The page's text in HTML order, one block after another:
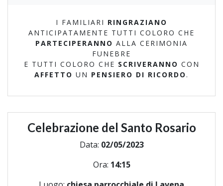
I FAMILIARI RINGRAZIANO
ANTICIPATAMENTE TUTTI COLORO CHE
PARTECIPERANNO ALLA CERIMONIA
FUNEBRE
E TUTTI COLORO CHE SCRIVERANNO CON
AFFETTO UN PENSIERO DI RICORDO .
Celebrazione del Santo Rosario
Data: 02/05/2023
Ora: 14:15